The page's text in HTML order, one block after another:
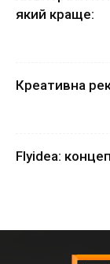
який краще:
Креативна
Flyidea: